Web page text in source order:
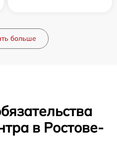
больше
в Ростове-